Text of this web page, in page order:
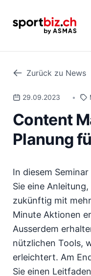
Zurück zu News
29.09.2023 •
Content
Planung
In diesem
Sie eine
zukünftig mit
Minute Aktionen
Ausserdem
nützlichen Tools,
erleichtert. Am
Sie einen